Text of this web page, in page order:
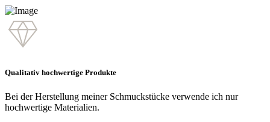
Qualitativ hochwertige Produkte
Bei der Herstellung meiner Schmuckstücke verwende ich nur
hochwertige Materialien.